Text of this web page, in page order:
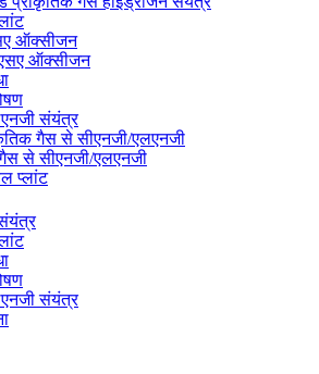
ऑक्सीजन
ऑक्सीजन
संयंत्र
गैस से सीएनजी/एलएनजी
से सीएनजी/एलएनजी
प्लांट
संयंत्र